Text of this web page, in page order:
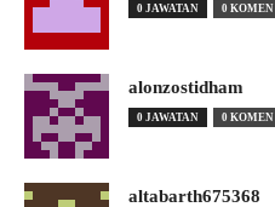
0 JAWATAN 0 KOMEN
alonzostidham
0 JAWATAN 0 KOMEN
altabarth675368